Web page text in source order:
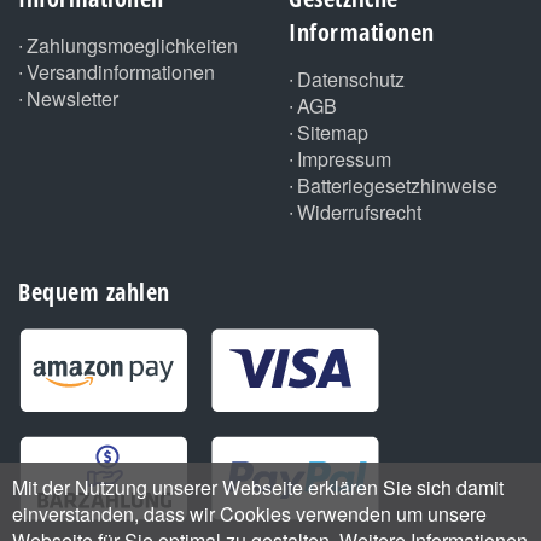
Zahlungsmoeglichkeiten
Versandinformationen
Newsletter
Informationen
Datenschutz
AGB
Sitemap
Impressum
Batteriegesetzhinweise
Widerrufsrecht
Bequem zahlen
Mit der Nutzung unserer Webseite erklären Sie sich damit
einverstanden, dass wir Cookies verwenden um unsere